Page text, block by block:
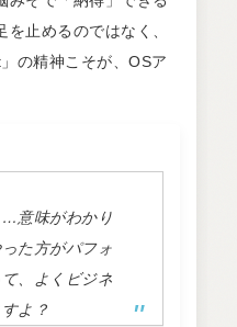
止めるのではなく、
の精神こそが、OSア
…意味がわかり
た方がパフォ
、よくビジネ
よ？